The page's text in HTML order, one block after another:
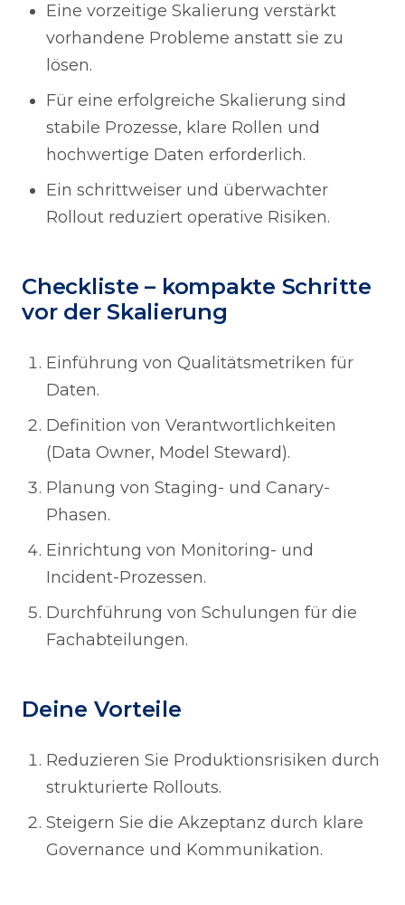
Eine vorzeitige Skalierung verstärkt
vorhandene Probleme anstatt sie zu
lösen.
Für eine erfolgreiche Skalierung sind
stabile Prozesse, klare Rollen und
hochwertige Daten erforderlich.
Ein schrittweiser und überwachter
Rollout reduziert operative Risiken.
Checkliste – kompakte Schritte
vor der Skalierung
Einführung von Qualitätsmetriken für
Daten.
Definition von Verantwortlichkeiten
(Data Owner, Model Steward).
Planung von Staging- und Canary-
Phasen.
Einrichtung von Monitoring- und
Incident-Prozessen.
Durchführung von Schulungen für die
Fachabteilungen.
Deine Vorteile
Reduzieren Sie Produktionsrisiken durch
strukturierte Rollouts.
Steigern Sie die Akzeptanz durch klare
Governance und Kommunikation.